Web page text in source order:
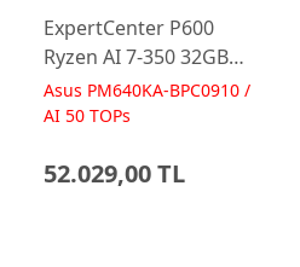
ExpertCenter P600
Ryzen AI 7-350 32GB
512GB 23.8 FreeDos
Siyah AI-Powered AIO
Asus PM640KA-BPC0910 /
AI 50 TOPs
52.029,00 TL